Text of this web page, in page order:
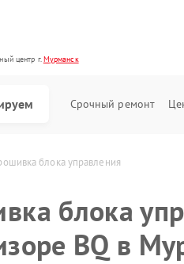
центр г.Мурманск
Срочный ремонт
блока управления
блока
BQ в